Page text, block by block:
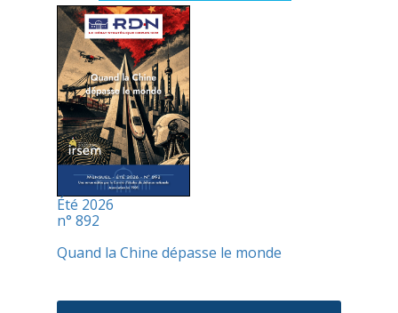
Été 2026
n° 892
Quand la Chine dépasse le monde